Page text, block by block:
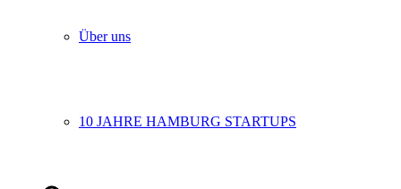
Über uns
10 JAHRE HAMBURG STARTUPS